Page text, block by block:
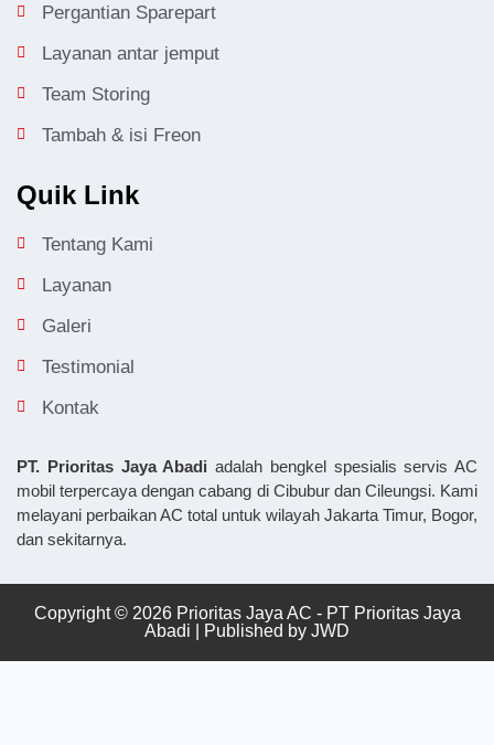
Pergantian Sparepart
Layanan antar jemput
Team Storing
Tambah & isi Freon
Quik Link
Tentang Kami
Layanan
Galeri
Testimonial
Kontak
PT. Prioritas Jaya Abadi adalah bengkel spesialis servis AC
mobil terpercaya dengan cabang di Cibubur dan Cileungsi. Kami
melayani perbaikan AC total untuk wilayah Jakarta Timur, Bogor,
dan sekitarnya.
Copyright © 2026 Prioritas Jaya AC - PT Prioritas Jaya
Abadi | Published by JWD